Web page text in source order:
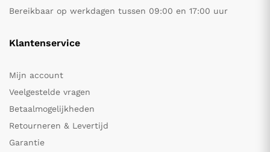
Bereikbaar op werkdagen tussen 09:00 en 17:00 uur
Klantenservice
Mijn account
Veelgestelde vragen
Betaalmogelijkheden
Retourneren & Levertijd
Garantie